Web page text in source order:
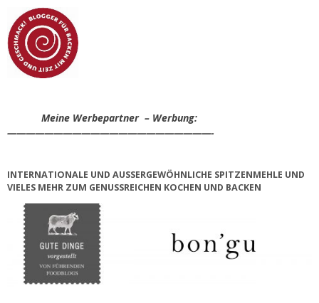
Meine Werbepartner – Werbung:
——————————————————————-
INTERNATIONALE UND AUSSERGEWÖHNLICHE SPITZENMEHLE UND V
IELES MEHR ZUM GENUSSREICHEN KOCHEN UND BACKEN